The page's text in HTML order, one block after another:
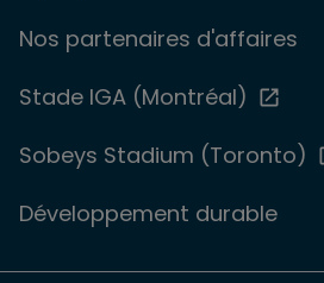
Nos partenaires d'affaires
Stade IGA (Montréal)
Sobeys Stadium (Toronto)
Développement durable